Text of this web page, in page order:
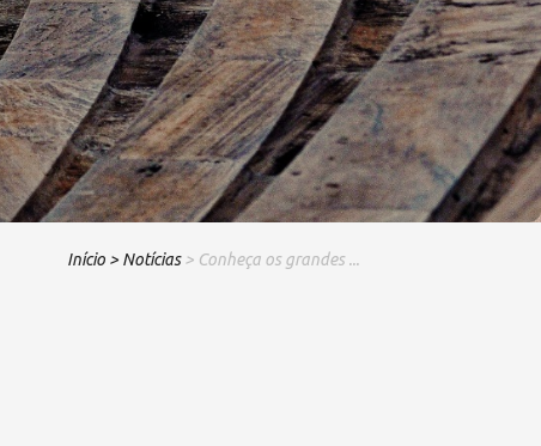
Início > Notícias > Conheça os grandes ...